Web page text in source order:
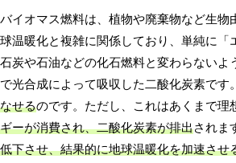
バイオマス燃料は、植物や廃棄物など生
球温暖化と複雑に関係しており、単純に「
石炭や石油などの化石燃料と変わらない
で光合成によって吸収した二酸化炭素です
なせるのです。ただし、これはあくまで理
ギーが消費され、二酸化炭素が排出されま
低下させ、結果的に地球温暖化を加速させ